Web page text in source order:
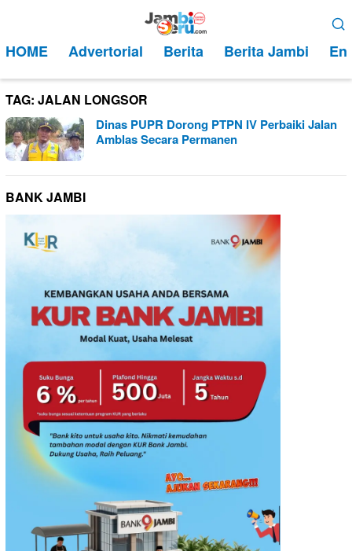
kontenMobile
HOME Advertorial Berita Berita Jambi
TAG: JALAN LONGSOR
Dinas PUPR Dorong PTPN IV Perbaiki Jalan
Amblas Secara Permanen
BANK JAMBI